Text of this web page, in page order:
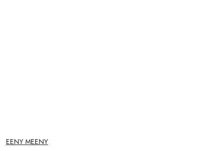
NAZWA
PRODUCENTA:
EENY MEENY